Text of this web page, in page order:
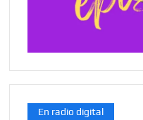
En radio digital